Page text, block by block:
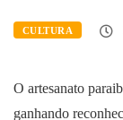
CULTURA
O artesanato
ganhando